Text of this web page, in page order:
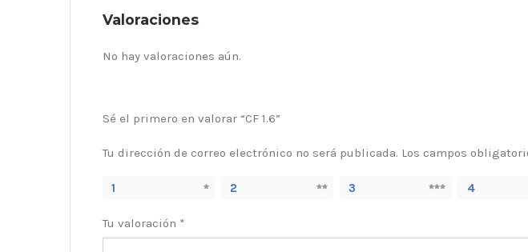
Valoraciones
No hay valoraciones aún.
Sé el primero en valorar “CF 1.6”
Tu dirección de correo electrónico no será publicada. Los campos
1 2 3 4
Tu valoración *